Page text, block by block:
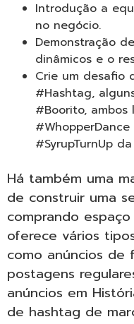
Introdução a
no negócio.
Demonstração
dinâmicos e o
Crie um desafio
#Hashtag,
#Boorito, ambos
#SyrupTurnUp da
Há também uma
de construir uma
comprando
oferece vários
como anúncios
postagens
anúncios em
de hashtag de